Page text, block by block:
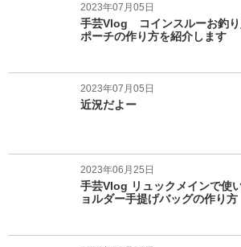
2023年07月05日
手芸Vlog コインスルーお釣り
ポーチの作り方を紹介します
2023年07月05日
近況だよー
2023年06月25日
手芸Vlog リュックメインで使
ョルダー手提げバッグの作り方